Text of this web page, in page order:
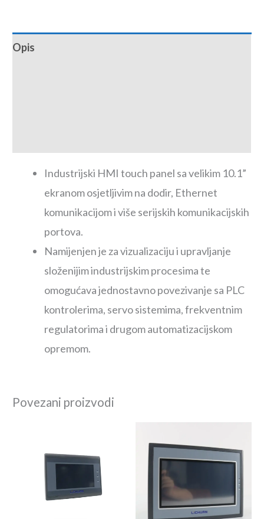
Opis
Industrijski HMI touch panel sa velikim 10.1”
ekranom osjetljivim na dodir, Ethernet
komunikacijom i više serijskih komunikacijskih
portova.
Namijenjen je za vizualizaciju i upravljanje
složenijim industrijskim procesima te
omogućava jednostavno povezivanje sa PLC
kontrolerima, servo sistemima, frekventnim
regulatorima i drugom automatizacijskom
opremom.
Povezani proizvodi